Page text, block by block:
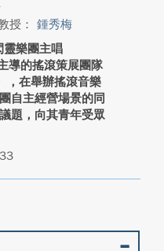
授： 鍾秀梅
樂團主唱
導的搖滾策展團隊
，在舉辦搖滾音樂
自主經營場景的同
題，向其青年受眾